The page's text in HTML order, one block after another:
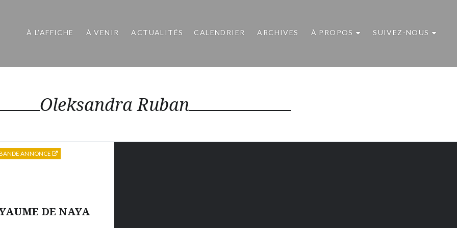
À L’AFFICHE À VENIR ACTUALITÉS CALENDRIER ARCHIVES À PROPOS SUIVEZ-NOUS
Oleksandra Ruban
DE NAYA
ANNONCE